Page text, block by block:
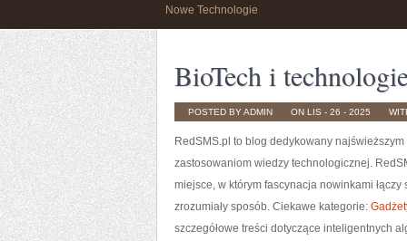
Nowe Technologie
BioTech i
POSTED BY ADMIN ON LIS - 26 - 2025
RedSMS.pl to blog dedykowany
zastosowaniom wiedzy technologicznej.
miejsce, w którym fascynacja nowinkami
zrozumiały sposób. Ciekawe kategorie:
szczegółowe treści dotyczące inteligentnych